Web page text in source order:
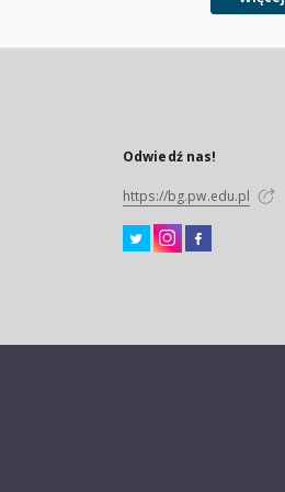
Odwiedź nas!
https://bg.pw.edu.pl